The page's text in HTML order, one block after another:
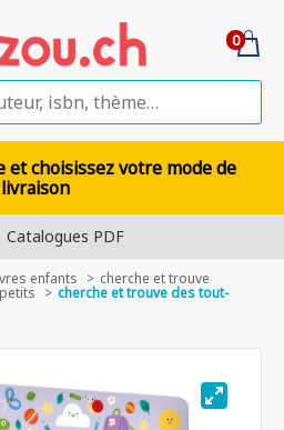
0
et choisissez votre mode de
livraison
Catalogues PDF
enfants cherche et trouve
cherche et trouve des tout-